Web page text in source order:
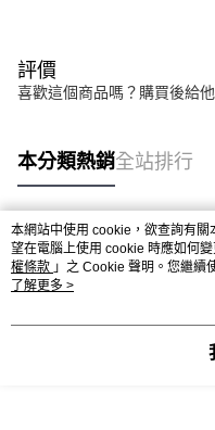
評價
喜歡這個商品嗎？購買後給
本分類熱銷全站排行
熱門標籤
本網站中使用 cookie，欲查詢有
望在電腦上使用 cookie 時應如何
權條款 」之 Cookie 聲明。您繼續
用條款之 Cookie 聲明使用 cookie。
了解更多 >